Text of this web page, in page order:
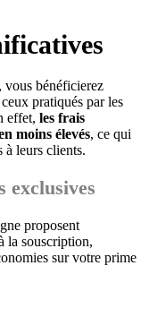
vous bénéficierez
pratiqués par les
effet, les frais
moins élevés, ce qui
à leurs clients.
exclusives
proposent
la souscription,
sur votre prime